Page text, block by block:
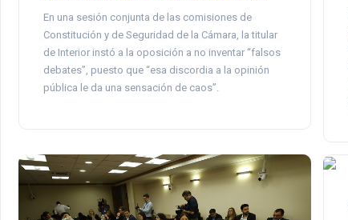
En una sesión conjunta de las comisiones de
Constitución y de Seguridad de la Cámara, la titular
de Interior instó a la oposición a no inventar “falsos
debates”, puesto que “esa discordia a la opinión
pública le da una sensación de caos”.